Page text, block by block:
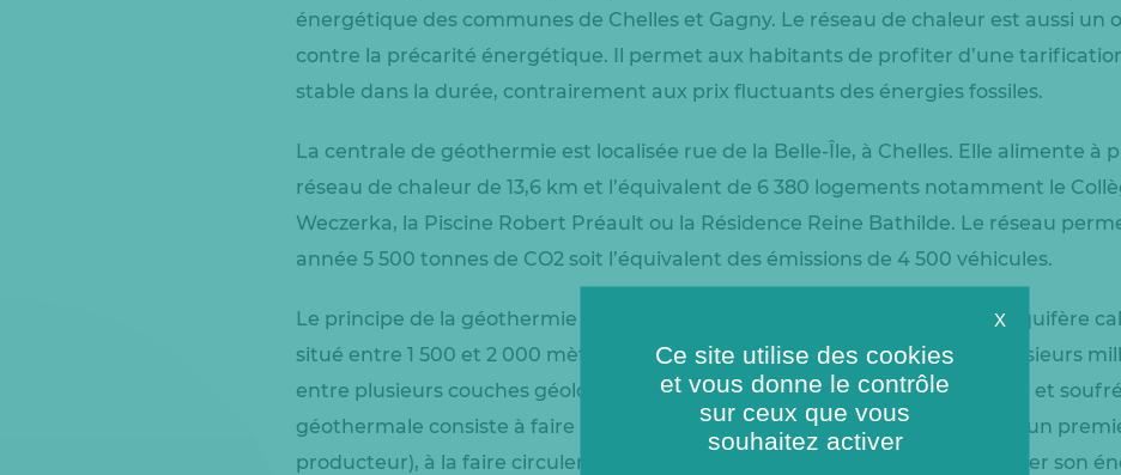
énergétique des communes de Chelles et Gagny. Le réseau de chaleur est aussi
contre la précarité énergétique. Il permet aux habitants de profiter d’une
stable dans la durée, contrairement aux prix fluctuants des énergies fossiles.
La centrale de géothermie est localisée rue de la Belle-Île, à Chelles. Elle alimente à
réseau de chaleur de 13,6 km et l’équivalent de 6 380 logements notamment le
Weczerka, la Piscine Robert Préault ou la Résidence Reine Bathilde. Le réseau
année 5 500 tonnes de CO2 soit l’équivalent des émissions de 4 500 véhicules.
Le principe de la géothermie est de récupérer les calories provenant de l’aquifère
situé entre 1 500 et 2 000 mètres de profondeur. Cette eau piégée il y a plusieurs
entre plusieurs couches géologiques n’est pas potable (extrêmement salée et
géothermale consiste à faire remonter l’eau du Dogger en surface grâce à un
producteur), à la faire circuler dans un échangeur de chaleur afin de prélever son
X
Ce site utilise des cookies
et vous donne le contrôle
sur ceux que vous
souhaitez activer